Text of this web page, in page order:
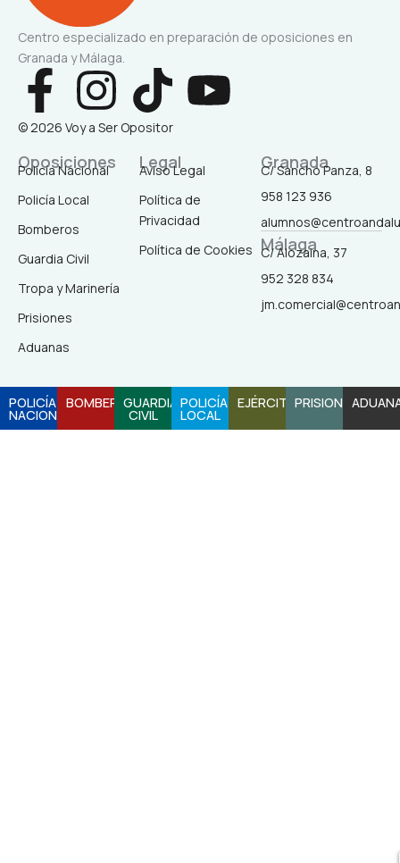
Centro especializado en preparación de oposiciones en
Granada y Málaga.
F
a
c
e
b
o
o
k
-
I
n
s
a
g
a
m
T
i
k
t
o
Y
u
© 2026 Voy a Ser Opositor
Oposiciones
Policía Nacional
Policía Local
Bomberos
Guardia Civil
Tropa y Marinería
Prisiones
Aduanas
Legal
Aviso Legal
Política de
Privacidad
Política de Cookies
Granada
C/ Sancho Panza, 8
958 123 936
Málaga
C/ Alozaina, 37
952 328 834
POLICÍA
NACIONAL
BOMBEROSGUARDIA
CIVIL
POLICÍA
LOCAL
EJÉRCITOPRISIONES